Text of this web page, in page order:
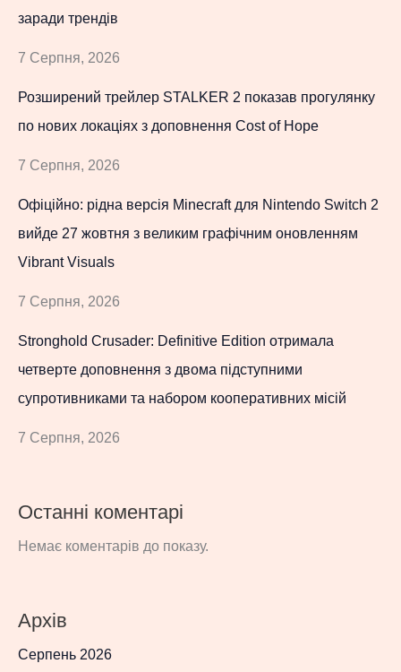
заради трендів
7 Серпня, 2026
Розширений трейлер STALKER 2 показав прогулянку
по нових локаціях з доповнення Cost of Hope
7 Серпня, 2026
Офіційно: рідна версія Minecraft для Nintendo Switch 2
вийде 27 жовтня з великим графічним оновленням
Vibrant Visuals
7 Серпня, 2026
Stronghold Crusader: Definitive Edition отримала
четверте доповнення з двома підступними
супротивниками та набором кооперативних місій
7 Серпня, 2026
Останні коментарі
Немає коментарів до показу.
Архів
Серпень 2026